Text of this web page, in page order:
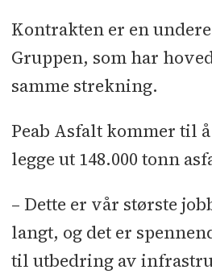
Kontrakten er en
Gruppen, som har
samme strekning.
Peab Asfalt kommer til
legge ut 148.000 tonn
– Dette er vår største
langt, og det er
til utbedring av